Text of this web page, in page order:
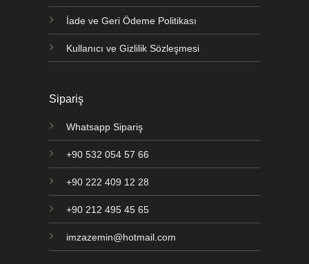
İade ve Geri Ödeme Politikası
Kullanıcı ve Gizlilik Sözleşmesi
Sipariş
Whatsapp Sipariş
+90 532 054 57 66
+90 222 409 12 28
+90 212 495 45 65
imzazemin@hotmail.com